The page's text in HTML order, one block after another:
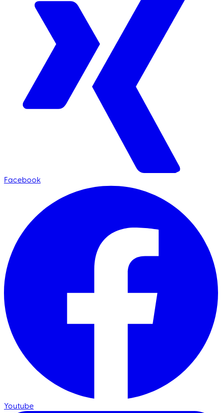
Facebook
Youtube